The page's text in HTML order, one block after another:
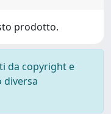
prodotto.
da copyright e
diversa